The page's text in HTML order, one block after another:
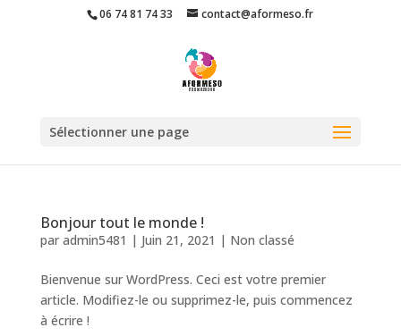
06 74 81 74 33 contact@aformeso.fr
Sélectionner une page
Bonjour tout le monde !
par admin5481 | Juin 21, 2021 | Non classé
Bienvenue sur WordPress. Ceci est votre premier
article. Modifiez-le ou supprimez-le, puis commencez
à écrire !